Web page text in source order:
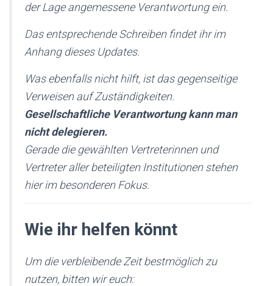
der Lage angemessene Verantwortung ein.
Das entsprechende Schreiben findet ihr im
Anhang dieses Updates.
Was ebenfalls nicht hilft, ist das gegenseitige
Verweisen auf Zuständigkeiten.
Gesellschaftliche Verantwortung kann man
nicht delegieren.
Gerade die gewählten Vertreterinnen und
Vertreter aller beteiligten Institutionen stehen
hier im besonderen Fokus.
Wie ihr helfen könnt
Um die verbleibende Zeit bestmöglich zu
nutzen, bitten wir euch: